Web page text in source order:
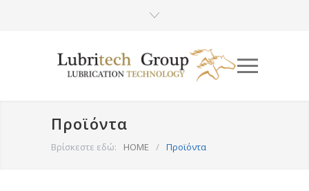
Προϊόντα
Βρίσκεστε εδώ: HOME / Προϊόντα